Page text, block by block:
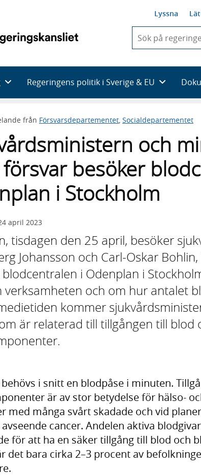
Lyssna
du
skriva
framträder
en
med
Regeringens politik i Sverige & EU
från Försvarsdepartementet Socialdepartementet
och
besöker
i Stockholm
april 2023
tisdagen den 25 april, besöker
Johansson och Carl-Oskar
i Odenplan i
verksamheten och om hur antalet
kommer
är relaterad till tillgången till blod
behövs i snitt en blodpåse i minuten.
är av stor betydelse för hälso-
med många svårt skadade och vid
cancer. Andelen aktiva
för att ha en säker tillgång till blod och
det bara cirka 2–3 procent av